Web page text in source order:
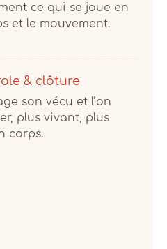
ce qui se joue en
et le mouvement.
& clôture
son vécu et l’on
plus vivant, plus
corps.